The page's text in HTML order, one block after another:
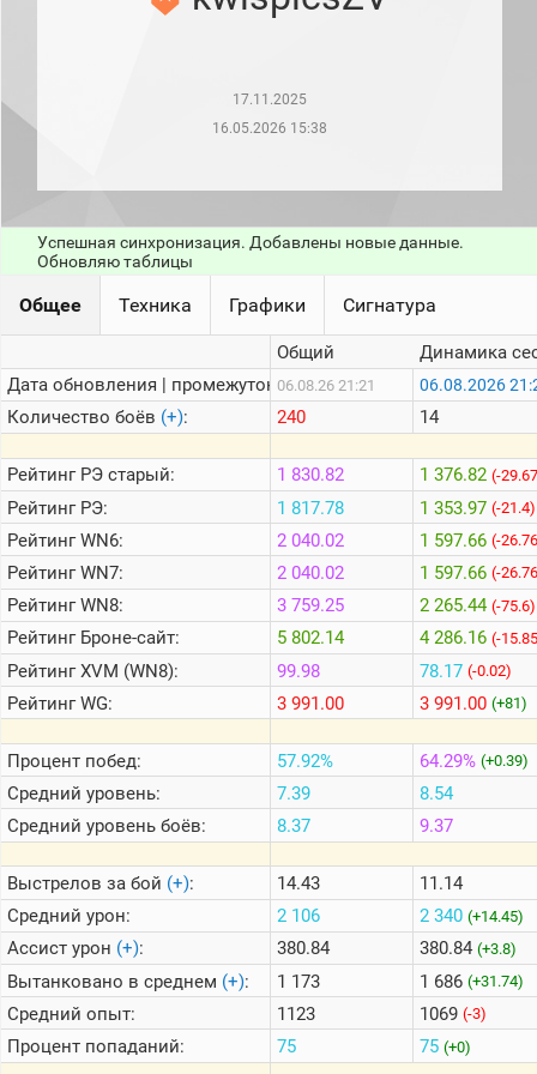
месяц)
сессии)
Кланы
Статистика
Информация
Онлайн
Цветовая
шкала
Теlegram
ВК
Портал
Мира
Танков
17.11.2025
16.05.2026 15:38
Успешная синхронизация. Добавлены новые данные.
Обновляю таблицы
Общее Техника Графики Сигнатура
Дата обновления | промежуток:
Количество боёв (+):
РейтингРЭ старый:
РейтингРЭ:
РейтингWN6:
РейтингWN7:
РейтингWN8:
РейтингБроне-сайт:
РейтингXVM (WN8):
РейтингWG:
Процент побед:
Средний уровень:
Средний уровень боёв:
Выстрелов за бой (+):
Средний урон:
Ассист урон (+):
Вытанковано в среднем (+):
Средний опыт:
Процент попаданий:
Общий
06.08.26 21:21
240
1 830.82
1 817.78
2 040.02
2 040.02
3 759.25
5 802.14
99.98
3 991.00
57.92%
7.39
8.37
14.43
2 106
380.84
1 173
1123
75
Динамика
06.08.2026
14
1 376.82 (-
1 353.97 (-21.4)
1 597.66 (-
1 597.66 (-
2 265.44 (-75.6)
4 286.16 (-
78.17 (-0.02)
3 991.00 (+81)
64.29% (+0.39)
8.54
9.37
11.14
2 340 (+14.45)
380.84 (+3.8)
1 686 (+31.74)
1069 (-3)
75 (+0)